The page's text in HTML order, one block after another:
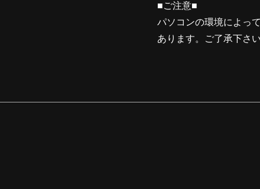
■ご注意■
パソコンの環境によっ
あります。ご了承下さ